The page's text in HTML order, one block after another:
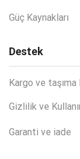
Güç Kaynakları
Destek
Kargo ve
Gizlilik ve
Garanti ve iade